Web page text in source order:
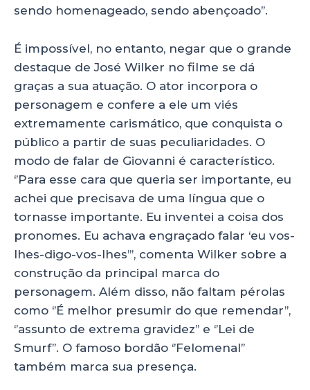
sendo homenageado, sendo abençoado’’.
É impossível, no entanto, negar que o grande
destaque de José Wilker no filme se dá
graças a sua atuação. O ator incorpora o
personagem e confere a ele um viés
extremamente carismático, que conquista o
público a partir de suas peculiaridades. O
modo de falar de Giovanni é característico.
‘’Para esse cara que queria ser importante, eu
achei que precisava de uma língua que o
tornasse importante. Eu inventei a coisa dos
pronomes. Eu achava engraçado falar ‘eu vos-
lhes-digo-vos-lhes’’’, comenta Wilker sobre a
construção da principal marca do
personagem. Além disso, não faltam pérolas
como ‘’É melhor presumir do que remendar’’,
‘’assunto de extrema gravidez’’ e ‘’Lei de
Smurf’’. O famoso bordão ‘’Felomenal’’
também marca sua presença.